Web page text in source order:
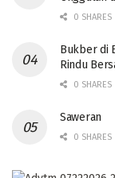
0 SHARES
Bukber di
Rindu
0 SHARES
Saweran
0 SHARES